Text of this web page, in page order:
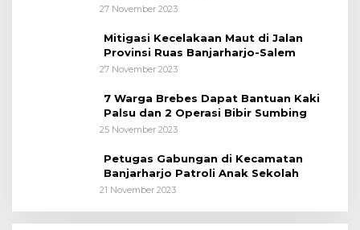
27 November 2023
Mitigasi Kecelakaan Maut di Jalan
Provinsi Ruas Banjarharjo-Salem
27 November 2023
7 Warga Brebes Dapat Bantuan Kaki
Palsu dan 2 Operasi Bibir Sumbing
25 November 2023
Petugas Gabungan di Kecamatan
Banjarharjo Patroli Anak Sekolah
21 November 2023